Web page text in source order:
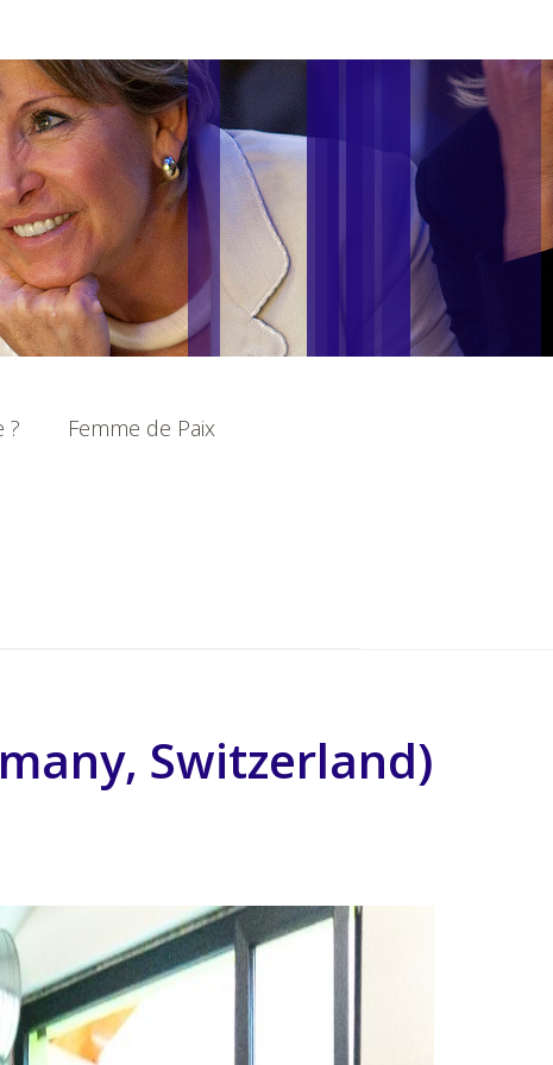
? Femme de Paix
Switzerland)